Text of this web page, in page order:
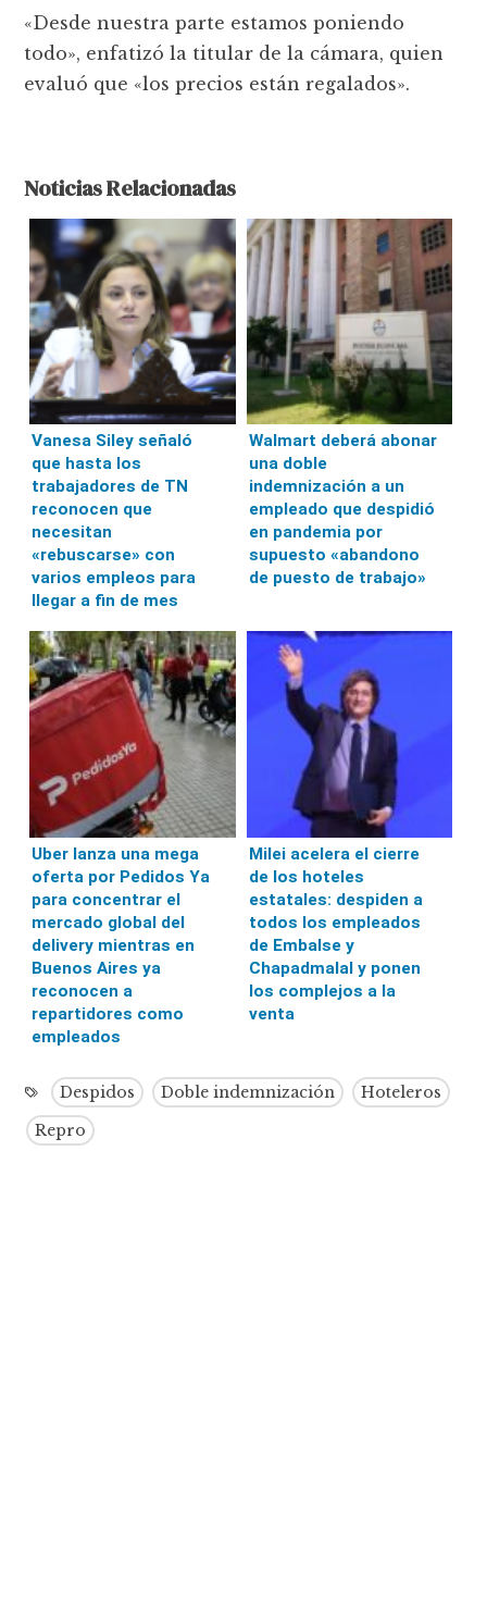
«Desde nuestra parte estamos poniendo
todo», enfatizó la titular de la cámara, quien
evaluó que «los precios están regalados».
Noticias Relacionadas
Vanesa Siley señaló
que hasta los
trabajadores de TN
reconocen que
necesitan
«rebuscarse» con
varios empleos para
llegar a fin de mes
Walmart deberá abonar
una doble
indemnización a un
empleado que despidió
en pandemia por
supuesto «abandono
de puesto de trabajo»
Uber lanza una mega
oferta por Pedidos Ya
para concentrar el
mercado global del
delivery mientras en
Buenos Aires ya
reconocen a
repartidores como
empleados
Milei acelera el cierre
de los hoteles
estatales: despiden a
todos los empleados
de Embalse y
Chapadmalal y ponen
los complejos a la
venta
Despidos Doble indemnización
Hoteleros
Repro